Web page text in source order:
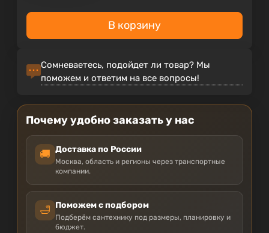
В корзину
Сомневаетесь, подойдет ли товар? Мы
поможем и ответим на все вопросы!
Почему удобно заказать у нас
🚚 Доставка по России
Москва, область и регионы через транспортные
компании.
🛁 Поможем с подбором
Подберём сантехнику под размеры, планировку и
бюджет.